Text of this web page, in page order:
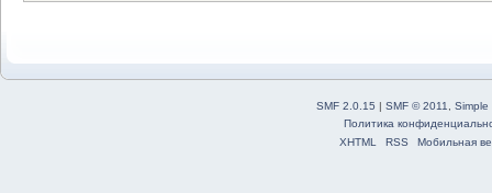
SMF 2.0.15 | SMF © 2011
Simple
Политика
XHTML
RSS Мобильная